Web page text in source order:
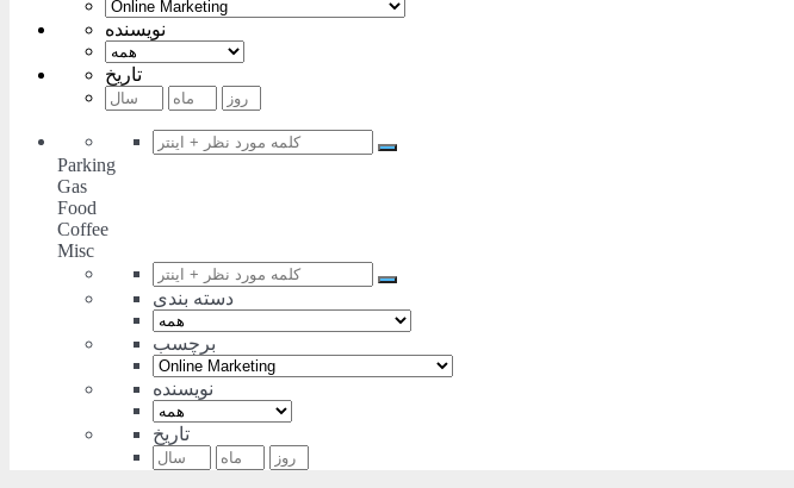
نویسنده
تاریخ
Parking
Gas
Food
Coffee
Misc
دسته بندی
برچسب
نویسنده
تاریخ